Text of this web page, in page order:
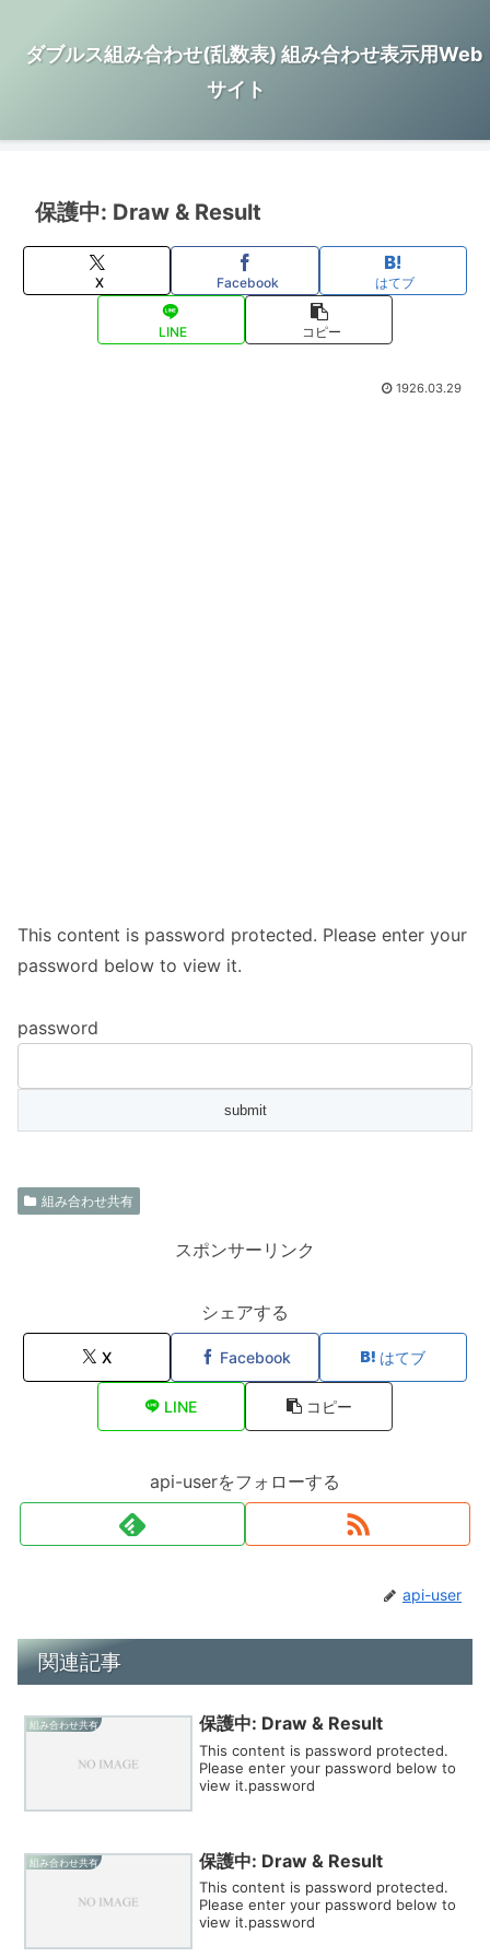
ダブルス組み合わせ(乱数表) 組み合わせ表示用Web
サイト
保護中: Draw & Result
X Facebook はてブ
LINE コピー
1926.03.29
This content is password protected. Please enter your
password below to view it.
password
組み合わせ共有
スポンサーリンク
シェアする
X Facebook はてブ
LINE コピー
api-userをフォローする
api-user
関連記事
組み合わせ共有 保護中: Draw & Result
This content is password protected.
Please enter your password below to
view it.password
組み合わせ共有 保護中: Draw & Result
This content is password protected.
Please enter your password below to
view it.password